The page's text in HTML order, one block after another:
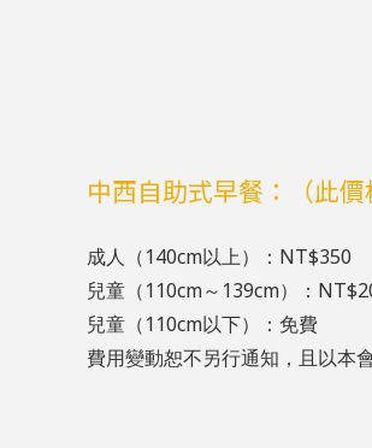
中西自助式早餐：（此價
成人（140cm以上）：NT$350
兒童（110cm～139cm）：
兒童（110cm以下）：免費
費用變動恕不另行通知，且以本